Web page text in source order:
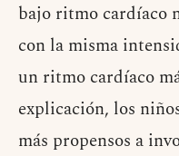
bajo ritmo cardíaco
con la misma
un ritmo cardíaco
explicación, los
más propensos a